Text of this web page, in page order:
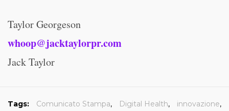
Taylor Georgeson
whoop@jacktaylorpr.com
Jack Taylor
Tags: Comunicato Stampa, Digital Health, innovazione,